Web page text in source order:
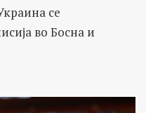
се
во Босна и